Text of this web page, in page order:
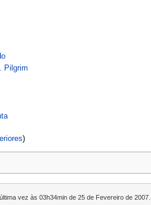
Pilgrim
)
vez às 03h34min de 25 de Fevereiro de 2007.